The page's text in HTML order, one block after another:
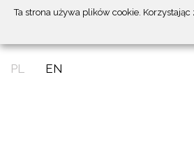
Ta strona używa plików cookie.
PL EN